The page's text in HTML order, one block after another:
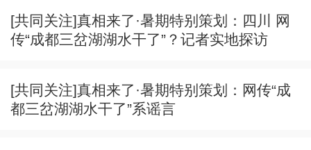
[共同关注]真相来了·暑期特别策划：四川 网
传“成都三岔湖湖水干了”？记者实地探访
[共同关注]真相来了·暑期特别策划：网传“成
都三岔湖湖水干了”系谣言